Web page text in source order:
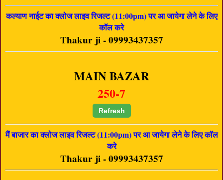
कल्याण नाईट का क्लोज लाइव रिजल्ट (11:00pm) पर आ जायेगा लेने के लिए
कॉल करे
Thakur ji - 09993437357
MAIN BAZAR
250-7
Refresh
मैं बाजार का क्लोज लाइव रिजल्ट (11:00pm) पर आ जायेगा लेने के लिए कॉल
करे
Thakur ji - 09993437357